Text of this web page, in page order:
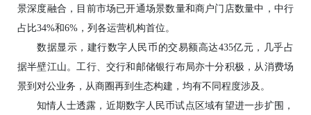
景深度融合，目前市场已开通场景数量和商户门店数量中，中行
占比34%和6%，列各运营机构首位。
数据显示，建行数字人民币的交易额高达435亿元，几乎占
据半壁江山。工行、交行和邮储银行布局亦十分积极，从消费场
景到对公业务，从商圈再到生态构建，均有不同程度涉及。
知情人士透露，近期数字人民币试点区域有望进一步扩围，